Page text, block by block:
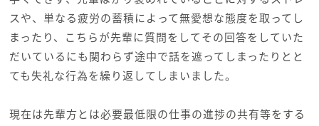
スや、単なる疲労の蓄積によって無愛想な態度を取ってし
まったり、こちらが先輩に質問をしてその回答をしていた
だいているにも関わらず途中で話を遮ってしまったりとと
ても失礼な行為を繰り返してしまいました。
現在は先輩方とは必要最低限の仕事の進捗の共有等をする